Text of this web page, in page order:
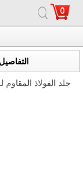
0
التفاصيل
جلد الفولاذ